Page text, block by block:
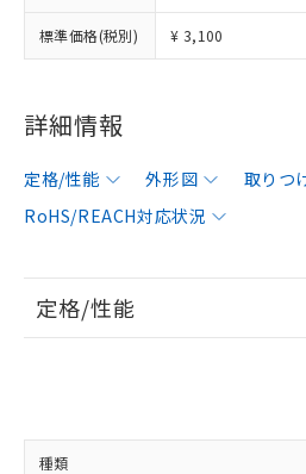
標準価格(税別) ¥ 3,100
詳細情報
定格/性能 外形図 取りつ
RoHS/REACH対応状況
定格/性能
種類